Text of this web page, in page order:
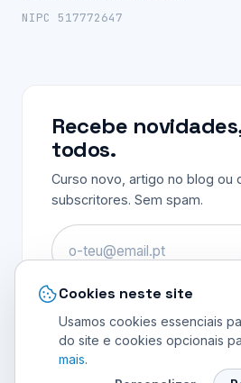
NIPC 517772647
Recebe
todos.
Curso novo, artigo no blog ou
subscritores. Sem spam.
© 2026 INVENTA MELHOR
Cookies neste site
Usamos cookies essenciais
do site e cookies opcionais
mais.